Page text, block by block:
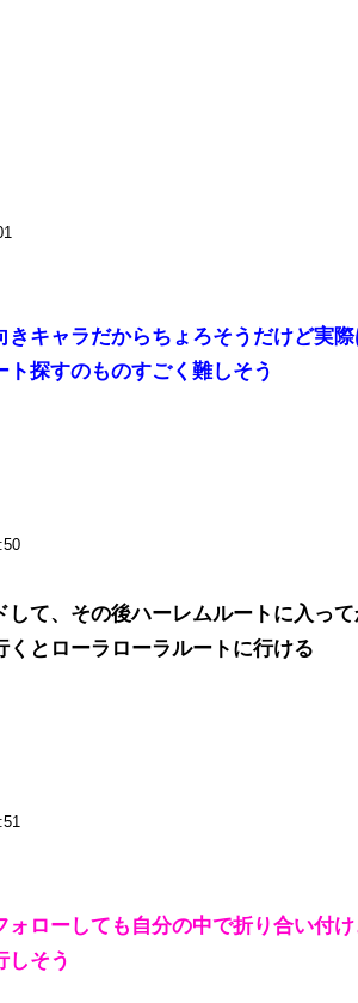
きキャラだからちょろそうだけど実
探すのものすごく難しそう
て、その後ハーレムルートに入っ
とローラローラルートに行ける
ローしても自分の中で折り合い付
しそう